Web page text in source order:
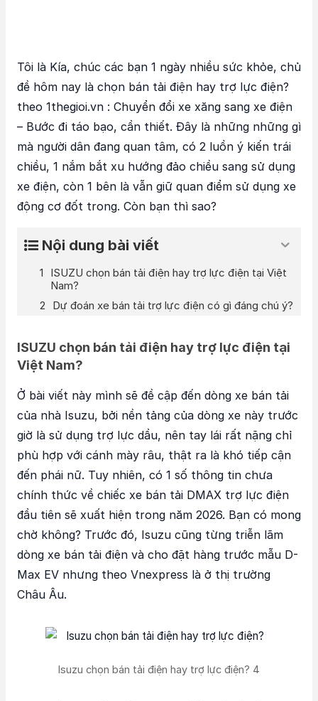
Tôi là Kía, chúc các bạn 1 ngày nhiều sức khỏe, chủ
đề hôm nay là chọn bán tải điện hay trợ lực điện?
theo 1thegioi.vn : Chuyển đổi xe xăng sang xe điện
– Bước đi táo bạo, cần thiết. Đây là những những gì
mà người dân đang quan tâm, có 2 luồn ý kiến trái
chiều, 1 nắm bắt xu hướng đảo chiều sang sử dụng
xe điện, còn 1 bên là vẫn giữ quan điểm sử dụng xe
động cơ đốt trong. Còn bạn thì sao?
Nội dung bài viết
ISUZU chọn bán tải điện hay trợ lực điện tại Việt
Nam?
Dự đoán xe bán tải trợ lực điện có gì đáng chú ý?
ISUZU chọn bán tải điện hay trợ lực điện tại
Việt Nam?
Ở bài viết này mình sẽ đề cập đến dòng xe bán tải
của nhà Isuzu, bởi nền tảng của dòng xe này trước
giờ là sử dụng trợ lực dầu, nên tay lái rất nặng chỉ
phù hợp với cánh mày râu, thật ra là khó tiếp cận
đến phái nữ. Tuy nhiên, có 1 số thông tin chưa
chính thức về chiếc xe bán tải DMAX trợ lực điện
đầu tiên sẽ xuất hiện trong năm 2026. Bạn có mong
chờ không? Trước đó, Isuzu cũng từng triễn lãm
dòng xe bán tải điện và cho đặt hàng trước mẫu D-
Max EV nhưng theo Vnexpress là ở thị trường
Châu Âu.
Isuzu chọn bán tải điện hay trợ lực điện? 4